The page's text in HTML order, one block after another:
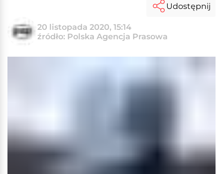
20 listopada 2020, 15:14
źródło: Polska Agencja Prasowa
Udostępnij